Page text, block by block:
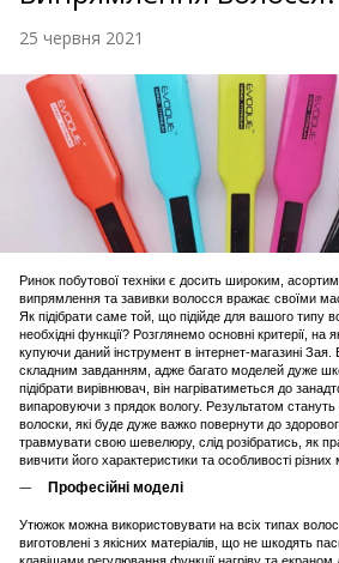
25 червня 2021
Ринок побутової техніки є досить широким,
випрямлення тa завивки волосся вражає своїми
Як підібрати саме той, що підійде для вашого типу
необхідні функції? Розглянемо основні критерії, нa
купуючи даний інструмент в інтернет-магазині
складним завданням, адже багато моделей дуже
підібрати вирівнювач, він нагріватиметься до
випаровуючи з прядок вологу. Результатом стануть
волоски, які буде дуже важко повернути до
травмувати свою шевелюру, слід розібратись, як
вивчити його характеристики та особливості різних
Професійні моделі
Утюжок можна використовувати на всіх типах
виготовлені з якісних матеріалів, що не шкодять